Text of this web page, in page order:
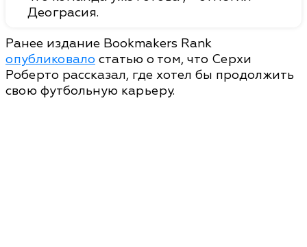
Деограсия.
Ранее издание Bookmakers Rank
опубликовало статью о том, что Серхи
Роберто рассказал, где хотел бы продолжить
свою футбольную карьеру.